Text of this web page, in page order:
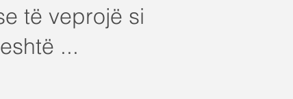
të veprojë si
...